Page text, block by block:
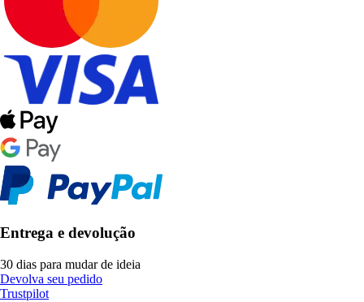
Entrega e devolução
30 dias para mudar de ideia
Devolva seu pedido
Trustpilot